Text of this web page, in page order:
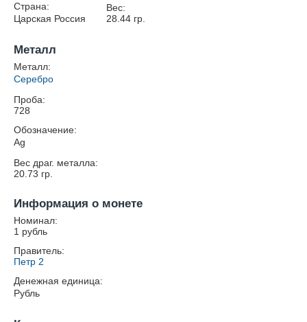
Страна:
Царская Россия
Вес:
28.44гр.
Металл
Металл:
Серебро
Проба:
728
Обозначение:
Ag
Вес драг. металла:
20.73 гр.
Информация о монете
Номинал:
1 рубль
Правитель:
Петр 2
Денежная единица:
Рубль